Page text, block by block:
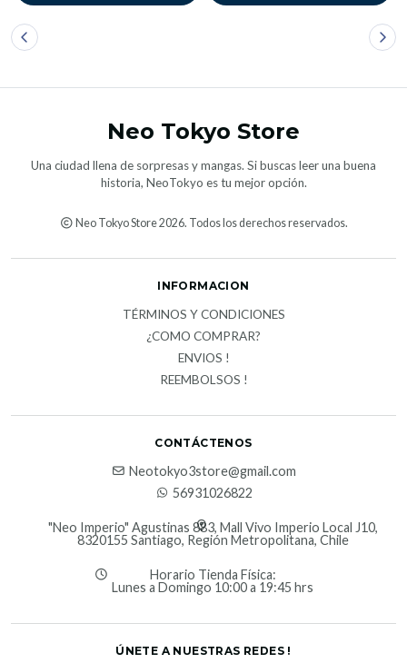
Neo Tokyo Store
Una ciudad llena de sorpresas y mangas. Si buscas leer una buena
historia, NeoTokyo es tu mejor opción.
Neo Tokyo Store 2026. Todos los derechos reservados.
INFORMACION
TÉRMINOS Y CONDICIONES
¿COMO COMPRAR?
ENVIOS !
REEMBOLSOS !
CONTÁCTENOS
Neotokyo3store@gmail.com
56931026822
"Neo Imperio" Agustinas 883, Mall Vivo Imperio Local J10,
8320155 Santiago, Región Metropolitana, Chile
Horario Tienda Física:
Lunes a Domingo 10:00 a 19:45 hrs
ÚNETE A NUESTRAS REDES !